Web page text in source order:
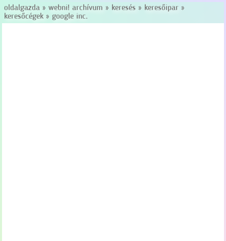
oldalgazda » webni! archívum » keresés » keresőipar »
keresőcégek » google inc.